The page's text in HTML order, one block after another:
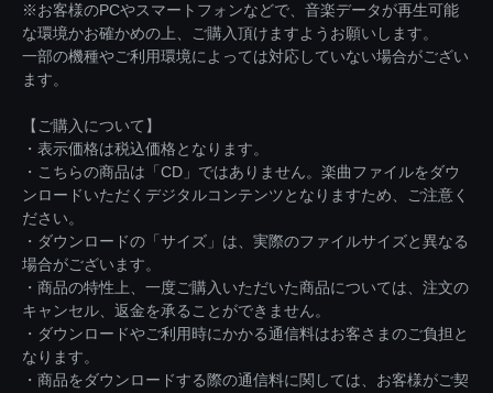
※お客様のPCやスマートフォンなどで、音楽データが再生可能
な環境かお確かめの上、ご購入頂けますようお願いします。
一部の機種やご利用環境によっては対応していない場合がござい
ます。
【ご購入について】
・表示価格は税込価格となります。
・こちらの商品は「CD」ではありません。楽曲ファイルをダウ
ンロードいただくデジタルコンテンツとなりますため、ご注意く
ださい。
・ダウンロードの「サイズ」は、実際のファイルサイズと異なる
場合がございます。
・商品の特性上、一度ご購入いただいた商品については、注文の
キャンセル、返金を承ることができません。
・ダウンロードやご利用時にかかる通信料はお客さまのご負担と
なります。
・商品をダウンロードする際の通信料に関しては、お客様がご契